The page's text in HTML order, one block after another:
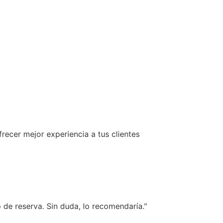
mejor experiencia a tus clientes
reserva. Sin duda, lo recomendaría."​